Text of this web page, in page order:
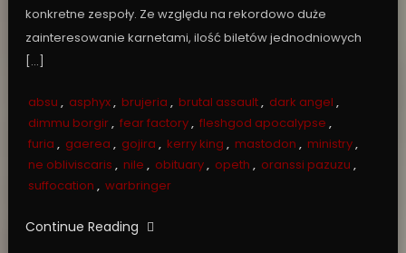
konkretne zespoły. Ze względu na rekordowo duże
zainteresowanie karnetami, ilość biletów jednodniowych
[…]
absu , asphyx, brujeria , brutal assault, dark angel ,
dimmu borgir, fear factory, fleshgod apocalypse ,
furia , gaerea , gojira , kerry king , mastodon , ministry,
ne obliviscaris , nile , obituary, opeth , oranssi pazuzu ,
suffocation , warbringer
Continue Reading